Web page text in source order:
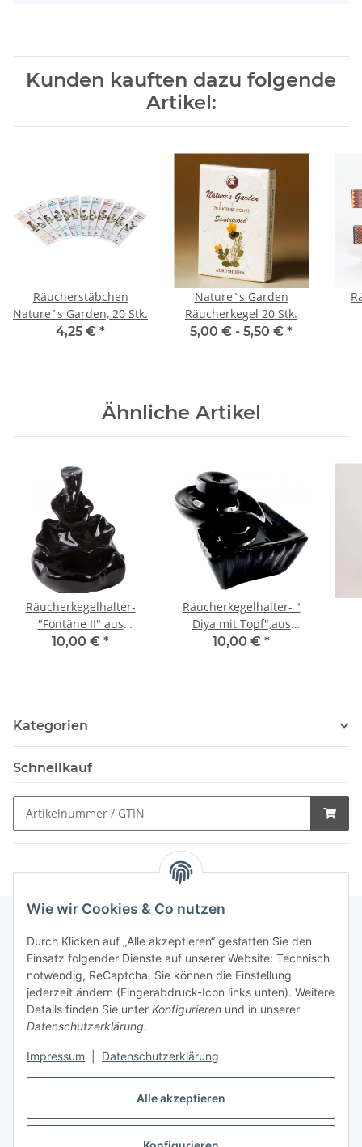
Alle akzeptieren
Wie wir Cookies & Co nutzen
Durch Klicken auf „Alle akzeptieren“ gestatten Sie den
Einsatz folgender Dienste auf unserer Website: Technisch
notwendig, ReCaptcha. Sie können die Einstellung
jederzeit ändern (Fingerabdruck-Icon links unten). Weitere
Details finden Sie unter Konfigurieren und in unserer
Datenschutzerklärung.
Impressum Datenschutzerklärung
Kunden kauften dazu folgende
Artikel:
Räucherstäbchen
Nature´s Garden, 20 Stk.
4,25 € *
Nature`s Garden
Räucherkegel 20 Stk.
5,00 € - 5,50 € *
Ähnliche Artikel
Räucherkegelhalter-
"Fontäne II" aus
Polyresin,, ca 10cm
10,00 € *
Räucherkegelhalter- "
Diya mit Topf",aus
Polyresin, ca 10cm
10,00 € *
Kategorien
Schnellkauf
Schnellkauf